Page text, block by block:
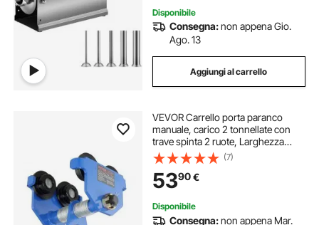
Disponibile
Consegna:non appena Gio.
Ago. 13
Aggiungi al carrello
VEVOR Carrello porta paranco
manuale, carico 2 tonnellate con
trave spinta 2 ruote, Larghezza
regolabile trave a I 63,5-177,8 mm,
Paranco da garage in acciaio legato
per trave a I dritta e curva
(7)
5390€
Disponibile
Consegna:non appena Mar.